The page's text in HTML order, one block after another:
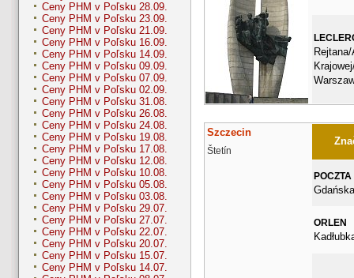
Ceny PHM v Poľsku 28.09.
Ceny PHM v Poľsku 23.09.
Ceny PHM v Poľsku 21.09.
Ceny PHM v Poľsku 16.09.
Ceny PHM v Poľsku 14.09.
Ceny PHM v Poľsku 09.09.
Ceny PHM v Poľsku 07.09.
Ceny PHM v Poľsku 02.09.
Ceny PHM v Poľsku 31.08.
Ceny PHM v Poľsku 26.08.
Ceny PHM v Poľsku 24.08.
Ceny PHM v Poľsku 19.08.
Ceny PHM v Poľsku 17.08.
Ceny PHM v Poľsku 12.08.
Ceny PHM v Poľsku 10.08.
Ceny PHM v Poľsku 05.08.
Ceny PHM v Poľsku 03.08.
Ceny PHM v Poľsku 29.07.
Ceny PHM v Poľsku 27.07.
Ceny PHM v Poľsku 22.07.
Ceny PHM v Poľsku 20.07.
Ceny PHM v Poľsku 15.07.
Ceny PHM v Poľsku 14.07.
Szczecin
Štetín
POCZTA
ORLEN